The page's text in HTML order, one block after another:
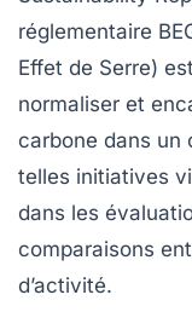
réglementaire
Effet de Serre)
normaliser et
carbone dans un
telles initiatives
dans les
comparaisons
d’activité.